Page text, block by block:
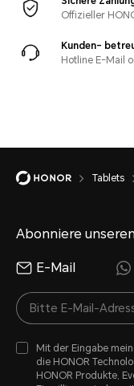
Offizieller
Kunden-
Hotline E-Mail
Tablets
Abonniere
E-Mail
Mit der Eingabe
die HONOR
HONOR Produkte,